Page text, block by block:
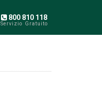
800 810 118
Servizio Gratuito